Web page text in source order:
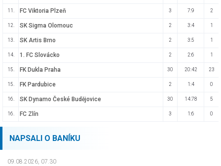
11. FC Viktoria Plzeň 3 7:9 2
12. SK Sigma Olomouc 2 3:4 1
13. SK Artis Brno 2 3:5 1
14. 1. FC Slovácko 2 2:6 1
15. FK Dukla Praha 30 20:42 23
15. FK Pardubice 2 1:4 0
16. SK Dynamo České Budějovice 30 14:78 5
16. FC Zlín 3 1:6 0
NAPSALI O BANÍKU
09.08.2026, 07.30